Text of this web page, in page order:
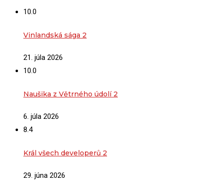
10.0
Vinlandská sága 2
21. júla 2026
10.0
Naušika z Větrného údolí 2
6. júla 2026
8.4
Král všech developerů 2
29. júna 2026